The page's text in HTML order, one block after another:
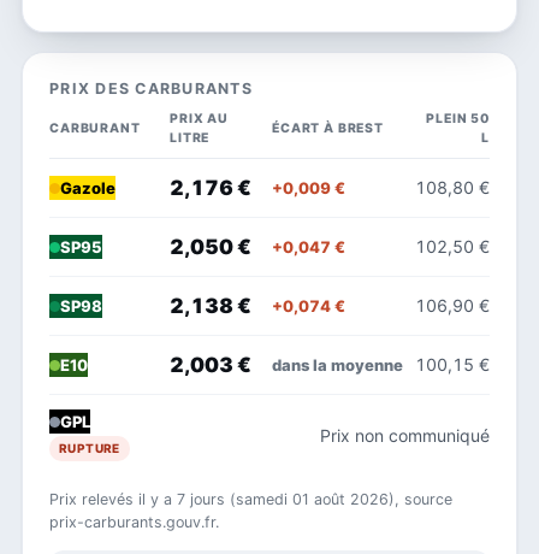
PRIX DES CARBURANTS
CARBURANT
PRIX AU
LITRE
ÉCART À BREST
PLEIN 50
L
Gazole 2,176 € +0,009 € 108,80 €
SP95 2,050 € +0,047 € 102,50 €
SP98 2,138 € +0,074 € 106,90 €
E10 2,003 € dans la moyenne 100,15 €
GPL
RUPTURE
Prix non communiqué
Prix relevés il y a 7 jours (samedi 01 août 2026), source
prix-carburants.gouv.fr.